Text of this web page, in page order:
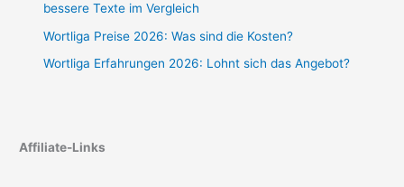
bessere Texte im Vergleich
Wortliga Preise 2026: Was sind die Kosten?
Wortliga Erfahrungen 2026: Lohnt sich das Angebot?
Affiliate-Links